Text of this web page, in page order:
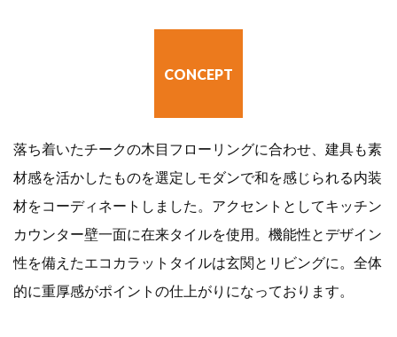
CONCEPT
落ち着いたチークの木目フローリングに合わせ、建具も素
材感を活かしたものを選定しモダンで和を感じられる内装
材をコーディネートしました。アクセントとしてキッチン
カウンター壁一面に在来タイルを使用。機能性とデザイン
性を備えたエコカラットタイルは玄関とリビングに。全体
的に重厚感がポイントの仕上がりになっております。